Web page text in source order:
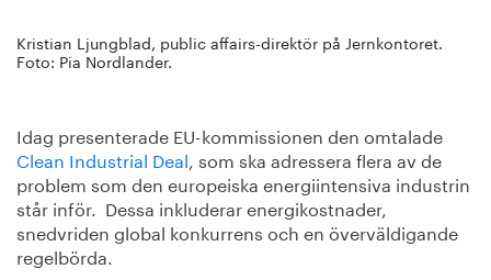
Kristian Ljungblad, public affairs-direktör på Jernkontoret.
Foto: Pia Nordlander.
Idag presenterade EU-kommissionen den omtalade
Clean Industrial Deal, som ska adressera flera av de
problem som den europeiska energiintensiva industrin
står inför. Dessa inkluderar energikostnader,
snedvriden global konkurrens och en överväldigande
regelbörda.